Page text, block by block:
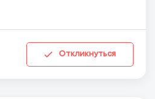
Откликнуться